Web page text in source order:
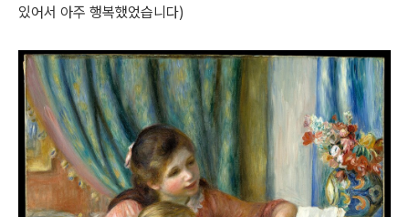
있어서 아주 행복했었습니다)